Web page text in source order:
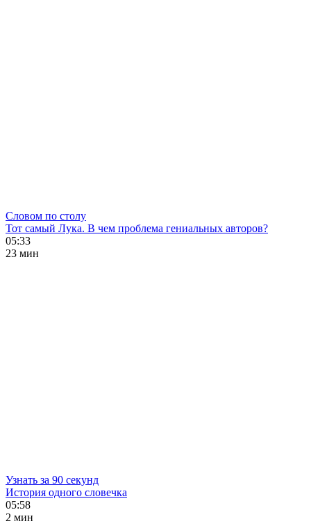
Словом по столу
Тот самый Лука. В чем проблема гениальных авторов?
05:33
23 мин
Узнать за 90 секунд
История одного словечка
05:58
2 мин